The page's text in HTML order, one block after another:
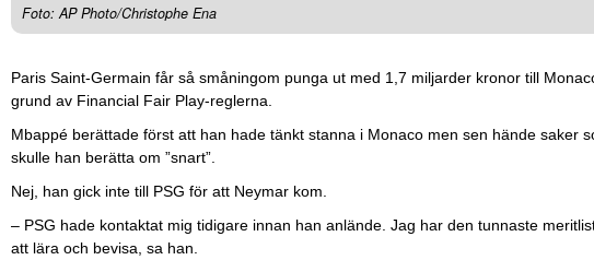
Foto: AP Photo/Christophe Ena
Paris Saint-Germain får så småningom punga ut med 1,7 miljarder kronor till
grund av Financial Fair Play-reglerna.
Mbappé berättade först att han hade tänkt stanna i Monaco men sen hände saker
skulle han berätta om ”snart”.
Nej, han gick inte till PSG för att Neymar kom.
– PSG hade kontaktat mig tidigare innan han anlände. Jag har den tunnaste
att lära och bevisa, sa han.